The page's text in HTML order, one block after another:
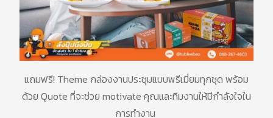
แถมฟรี! Theme กล่องงานประชุมแบบพรีเมี่ยมทุกชุด พร้อม
ด้วย Quote ที่จะช่วย motivate คุณและทีมงานให้มีกำลังใจใน
การทำงาน